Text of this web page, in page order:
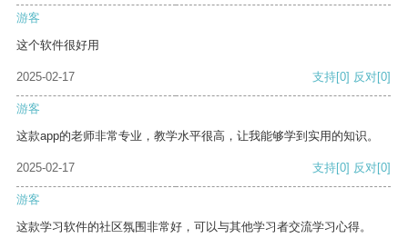
游客
这个软件很好用
2025-02-17 支持[0] 反对[0]
游客
这款app的老师非常专业，教学水平很高，让我能够学到实用的知识。
2025-02-17 支持[0] 反对[0]
游客
这款学习软件的社区氛围非常好，可以与其他学习者交流学习心得。